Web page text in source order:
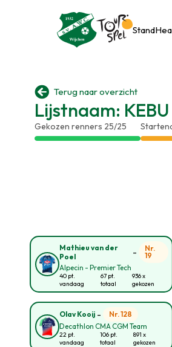
Stand
 Terug naar overzicht
Lijstnaam: KEBU
Gekozen renners 25/25
Mathieu van der
Poel
-
Nr.
19
Alpecin - Premier Tech
40 pt.
vandaag
67 pt.
totaal
936 x
gekozen
Olav Kooij -
Nr. 128
Decathlon CMA CGM Team
22 pt.
vandaag
106 pt.
totaal
891 x
gekozen